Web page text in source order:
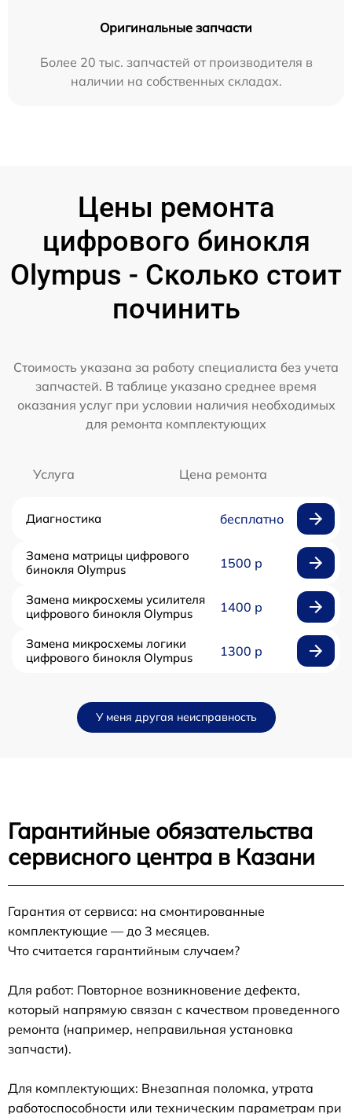
Оригинальные запчасти
Более 20 тыс. запчастей от производителя в
наличии на собственных складах.
Цены ремонта
цифрового бинокля
Olympus - Сколько стоит
починить
Стоимость указана за работу специалиста без учета
запчастей. В таблице указано среднее время
оказания услуг при условии наличия необходимых
для ремонта комплектующих
Услуга Цена ремонта
Диагностика бесплатно
Замена матрицы цифрового
бинокля Olympus
1500 р
Замена микросхемы усилителя
цифрового бинокля Olympus
1400 р
Замена микросхемы логики
цифрового бинокля Olympus
1300 р
У меня другая неисправность
Гарантийные обязательства
сервисного центра в Казани
Гарантия от сервиса: на смонтированные
комплектующие — до 3 месяцев.
Что считается гарантийным случаем?
Для работ: Повторное возникновение дефекта,
который напрямую связан с качеством проведенного
ремонта (например, неправильная установка
запчасти).
Для комплектующих: Внезапная поломка, утрата
работоспособности или техническим параметрам при